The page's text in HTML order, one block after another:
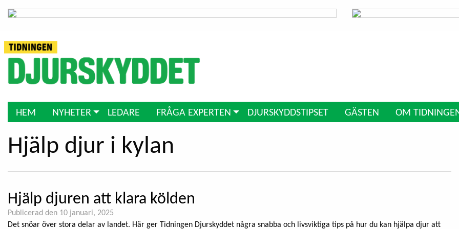
HEM NYHETER LEDARE FRÅGA EXPERTEN DJURSKYDDSTIPSET GÄSTEN OM
Hjälp djur i kylan
Hjälp djuren att klara kölden
Publicerad den 10 januari, 2025
Det snöar över stora delar av landet. Här ger Tidningen Djurskyddet några snabba och livsviktiga tips på hur du kan hjälpa djur att